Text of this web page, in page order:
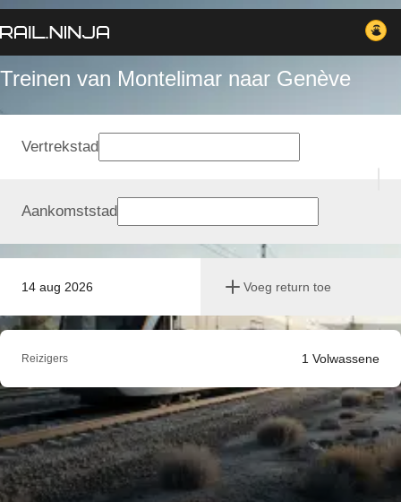
Treinen van Montelimar naar Genève
14 aug 2026 Voeg return toe
Vertrekstad
Aankomststad
Reizigers 1 Volwassene